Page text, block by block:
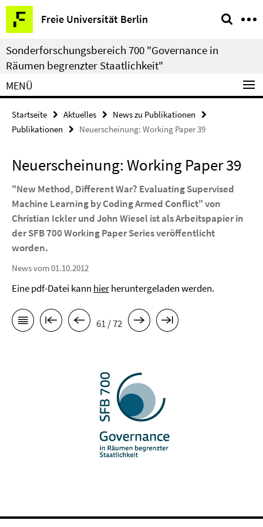
Springe
direkt
zu
Inhalt
Freie Universität Berlin
Service-
Navigation
Sonderforschungsbereich 700 "Governance in
Räumen begrenzter Staatlichkeit"
MENÜ
Startseite Aktuelles
News zu Publikationen
Publikationen
Neuerscheinung: Working Paper 39
Neuerscheinung: Working Paper 39
"New Method, Different War? Evaluating Supervised
Machine Learning by Coding Armed Conflict" von
Christian Ickler und John Wiesel ist als Arbeitspapier in
der SFB 700 Working Paper Series veröffentlicht
worden.
News vom 01.10.2012
Eine pdf-Datei kann hierheruntergeladen werden.
61 / 72